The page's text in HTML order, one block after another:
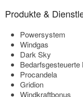
Produkte &
Powersystem
Windgas
Dark Sky
Procandela
Gridion
Windkraftbonus